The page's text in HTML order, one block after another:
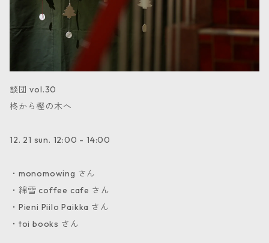
談団 vol.30
柊から樫の木へ
12. 21 sun. 12:00 - 14:00
・monomowing さん
・綿雪 coffee cafe さん
・Pieni Piilo Paikka さん
・toi books さん